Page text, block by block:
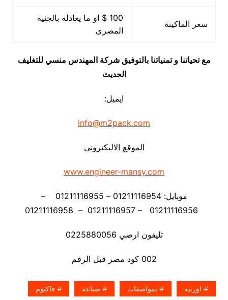
سعر الماكينة
100 $ او ما يعادله بالجنيه
المصرى
مع تحياتنا و تمنياتنا بالتوفيق شركة المهندس منسي للتغليف
الحديث
ايميل:
info@m2pack.com
الموقع الاليكتروني
www.engineer-mansy.com
موبايل: 01211116954 – 01211116955 –
تليفون ارضي 0225880056
002 كود مصر قبل الرقم
اوربية بمواصفات صناعة فاكيوم